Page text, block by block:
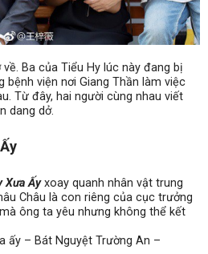
Ba của Tiểu Hy lúc này đang bị
bệnh viện nơi Giang Thần làm việc
Từ đây, hai người cùng nhau viết
dang dở.
Xưa Ấyxoay quanh nhân vật trung
Châu là con riêng của cục trưởng
ông ta yêu nhưng không thể kết